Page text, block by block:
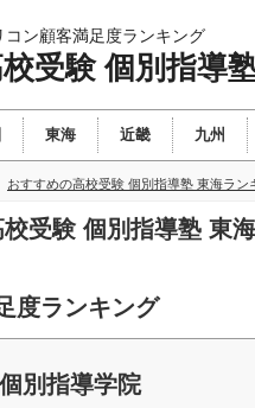
コン顧客満足度ランキング
受験 個別指導
東海 近畿 九州
おすすめの高校受験 個別指導塾 東海ラン
校受験 個別指導塾 東
度ランキング
別指導学院